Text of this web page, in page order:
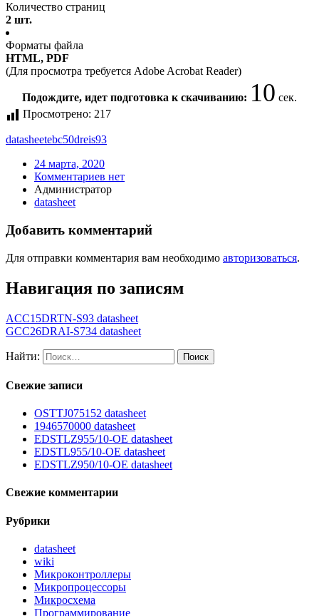
Количество страниц
2 шт.
Форматы файла
HTML, PDF
(Для просмотра требуется Adobe Acrobat Reader)
Подождите, идет подготовка к скачиванию: 10 сек.
Просмотрено: 217
datasheetebc50dreis93
24 марта, 2020
Комментариев нет
Администратор
datasheet
Добавить комментарий
Для отправки комментария вам необходимо авторизоваться.
Навигация по записям
ACC15DRTN-S93 datasheet
GCC26DRAI-S734 datasheet
Найти:
Свежие записи
OSTTJ075152 datasheet
1946570000 datasheet
EDSTLZ955/10-OE datasheet
EDSTL955/10-OE datasheet
EDSTLZ950/10-OE datasheet
Свежие комментарии
Рубрики
datasheet
wiki
Микроконтроллеры
Микропроцессоры
Микросхема
Программирование